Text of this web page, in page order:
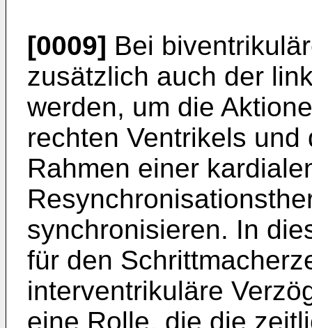
[0009] Bei
zusätzlich auch der
werden, um die
rechten Ventrikels
Rahmen einer
synchronisieren. In
für den
interventrikuläre
eine Rolle, die die